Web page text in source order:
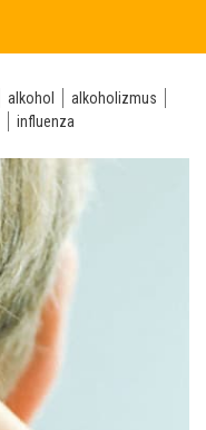
alkohol
alkoholizmus
influenza